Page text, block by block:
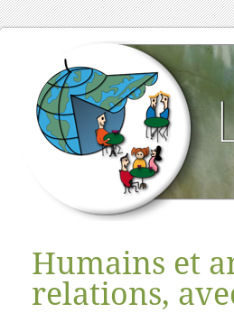
Humains et
relations,